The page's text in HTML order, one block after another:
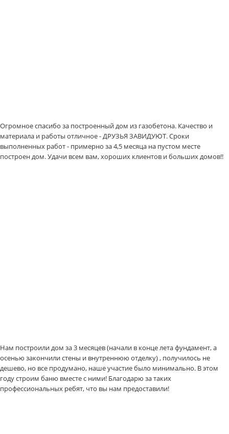
Огромное спасибо за построенный дом из газобетона. Качество и
материала и работы отличное - ДРУЗЬЯ ЗАВИДУЮТ. Сроки
выполненных работ - примерно за 4,5 месяца на пустом месте
построен дом. Удачи всем вам, хороших клиентов и больших домов!!
Нам построили дом за 3 месяцев (начали в конце лета фундамент, а
осенью закончили стены и внутреннюю отделку) , получилось не
дешево, но все продумано, наше участие было минимально. В этом
году строим баню вместе с ними! Благодарю за таких
профессиональных ребят, что вы нам предоставили!